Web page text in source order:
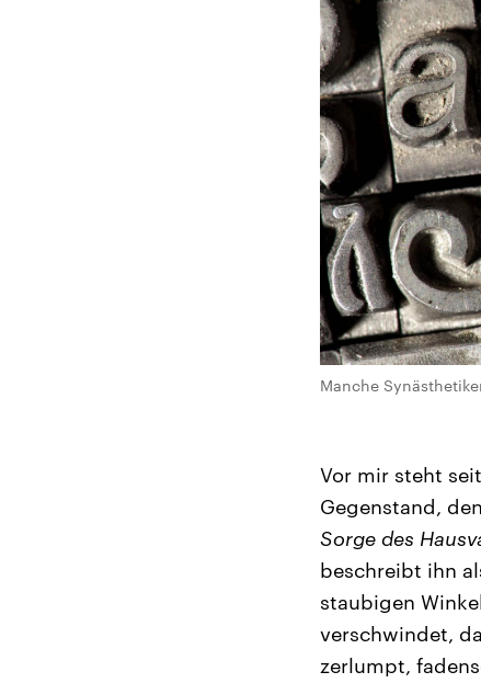
Manche
Vor mir steht
Gegenstand,
Sorge des
beschreibt ihn
staubigen
verschwindet,
zerlumpt,